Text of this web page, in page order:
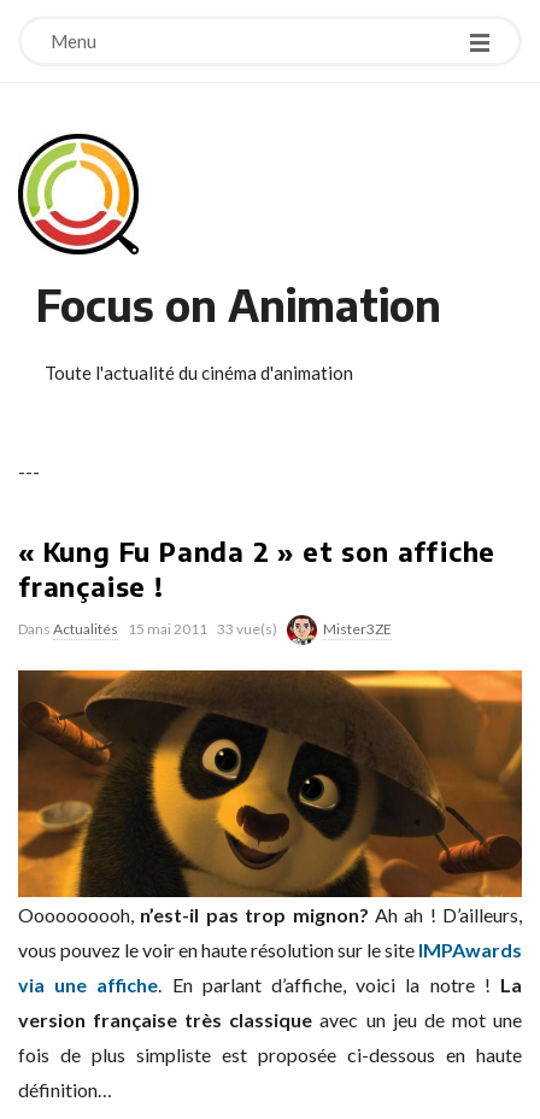
Menu
Focus on Animation
Toute l'actualité du cinéma d'animation
---
« Kung Fu Panda 2 » et son affiche
française !
Dans Actualités 15 mai 2011 33 vue(s) Mister3ZE
Oooooooooh, n’est-il pas trop mignon? Ah ah ! D’ailleurs,
vous pouvez le voir en haute résolution sur le site IMPAwards
via une affiche. En parlant d’affiche, voici la notre ! La
version française très classique avec un jeu de mot une
fois de plus simpliste est proposée ci-dessous en haute
définition…